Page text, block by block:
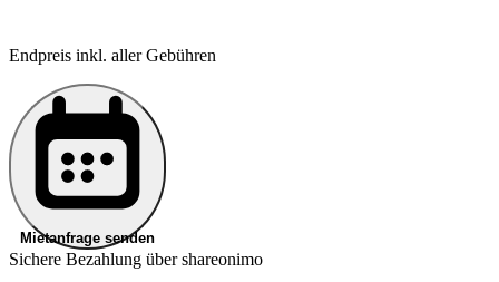
Endpreis inkl. aller Gebühren
Mietanfrage senden
Sichere Bezahlung über shareonimo